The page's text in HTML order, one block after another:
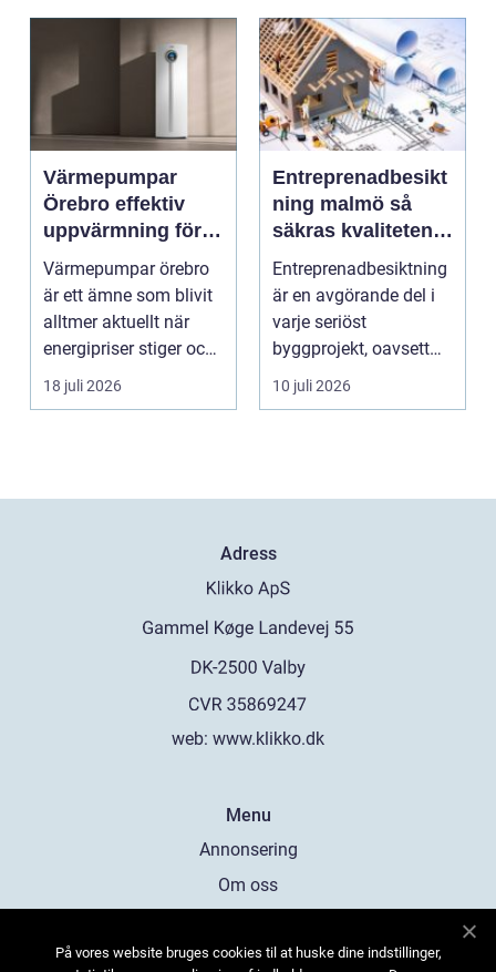
Värmepumpar
Örebro effektiv
uppvärmning för
hus och
fastigheter
Värmepumpar örebro
är ett ämne som blivit
alltmer aktuellt när
energipriser stiger och
fler vill sän...
18 juli 2026
Entreprenadbesikt
ning malmö så
säkras kvaliteten i
byggprojekt
Entreprenadbesiktning
är en avgörande del i
varje seriöst
byggprojekt, oavsett
om det handlar om en
10 juli 2026
Adress
web: www.klikko.dk
Menu
Annonsering
Om oss
Kontakta oss
På vores website bruges cookies til at huske dine indstillinger,